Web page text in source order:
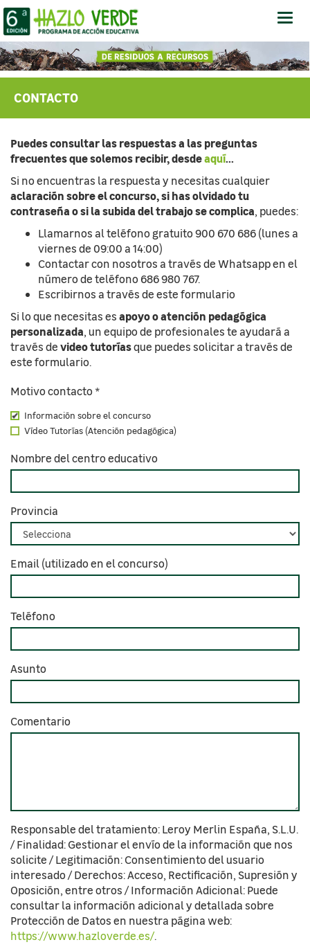
Abrir
CONTACTO
Puedes consultar las respuestas a las preguntas
frecuentes que solemos recibir, desdeaquí...
Si no encuentras la respuesta y necesitas cualquier
aclaración sobre el concurso, si has olvidado tu
contraseña o si la subida del trabajo se complica, puedes:
Llamarnos al teléfono gratuito 900 670 686 (lunes a
viernes de 09:00 a 14:00)
Contactar con nosotros a través de Whatsapp en el
número de teléfono 686 980 767.
Escribirnos a través de este formulario
Si lo que necesitas esapoyo o atención pedagógica
personalizada, un equipo de profesionales te ayudará a
través devideo tutoríasque puedes solicitar a través de
este formulario.
Motivo contacto *
Información sobre el concurso
Vídeo Tutorías (Atención pedagógica)
Nombre del centro educativo
Provincia
Email (utilizado en el concurso)
Teléfono
Asunto
Comentario
Responsable del tratamiento: Leroy Merlin España, S.L.U.
/ Finalidad: Gestionar el envío de la información que nos
solicite / Legitimación: Consentimiento del usuario
interesado / Derechos: Acceso, Rectificación, Supresión y
Oposición, entre otros / Información Adicional: Puede
consultar la información adicional y detallada sobre
Protección de Datos en nuestra página web:
https://www.hazloverde.es/.